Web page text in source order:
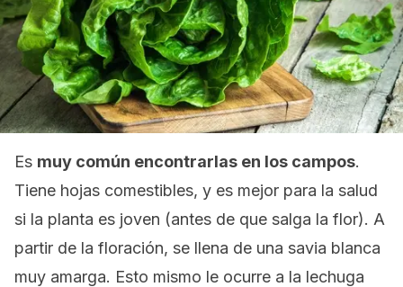
Es muy común encontrarlas en los campos.
Tiene hojas comestibles, y es mejor para la salud
si la planta es joven (antes de que salga la flor). A
partir de la floración, se llena de una savia blanca
muy amarga. Esto mismo le ocurre a la lechuga